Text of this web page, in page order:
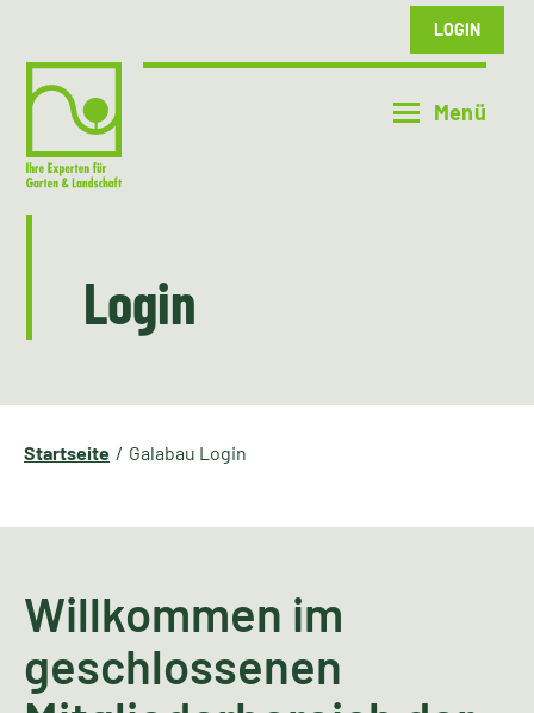
LOGIN
Login
Startseite Galabau Login
Willkommen im
geschlossenen